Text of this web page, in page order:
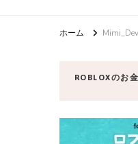
ホーム Mimi_Dev
ROBLOXのお